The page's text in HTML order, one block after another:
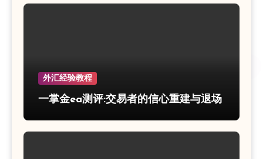
外汇经验教程
一掌金ea测评:交易者的信心重建与退场